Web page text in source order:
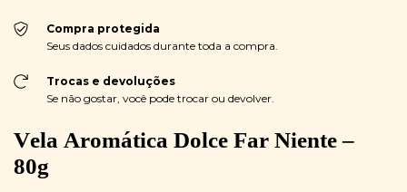
Compra protegida
Seus dados cuidados durante toda a compra.
Trocas e devoluções
Se não gostar, você pode trocar ou devolver.
Vela Aromática Dolce Far Niente –
80g